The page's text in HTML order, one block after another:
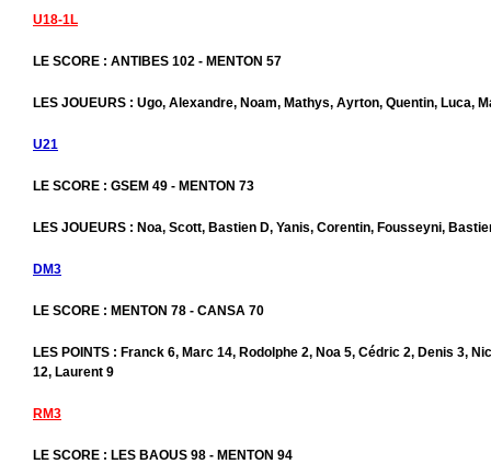
U18-1L
LE SCORE : ANTIBES 102 - MENTON 57
LES JOUEURS : Ugo, Alexandre, Noam, Mathys, Ayrton, Quentin, Luca,
U21
LE SCORE : GSEM 49 - MENTON 73
LES JOUEURS : Noa, Scott, Bastien D, Yanis, Corentin, Fousseyni,
DM3
LE SCORE : MENTON 78 - CANSA 70
LES POINTS : Franck 6, Marc 14, Rodolphe 2, Noa 5, Cédric 2, Denis 3,
12, Laurent 9
RM3
LE SCORE : LES BAOUS 98 - MENTON 94